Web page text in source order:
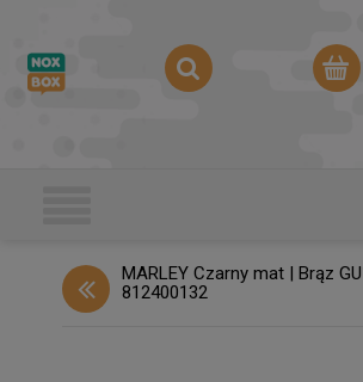
MARLEY Czarny mat | Brąz
812400132